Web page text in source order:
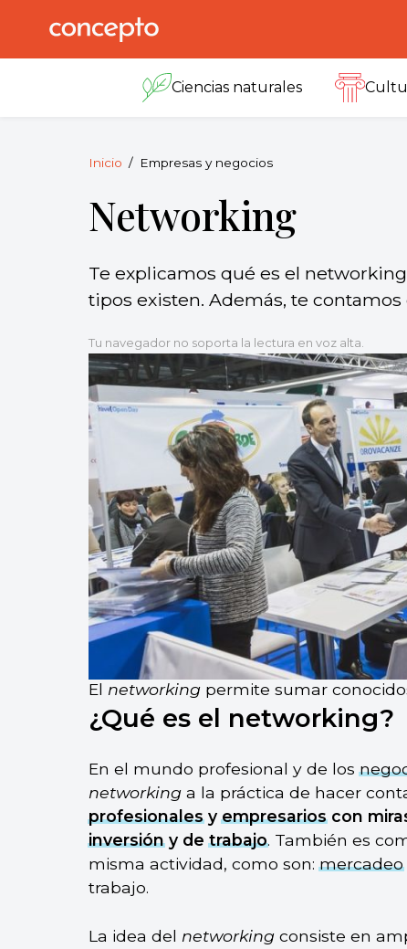
reservados.
Ciencias naturales
Inicio Empresas y negocios
Networking
Te explicamos qué es el
tipos existen. Además, te
Tu navegador no soporta la lectura en voz alta.
El networkingpermite sumar
¿Qué es el networking?
En el mundo profesional y de los
networkinga la práctica de hacer
profesionalesyempresarioscon
inversióny detrabajo. También es
misma actividad, como son:mercadeo
trabajo.
La idea del networkingconsiste en